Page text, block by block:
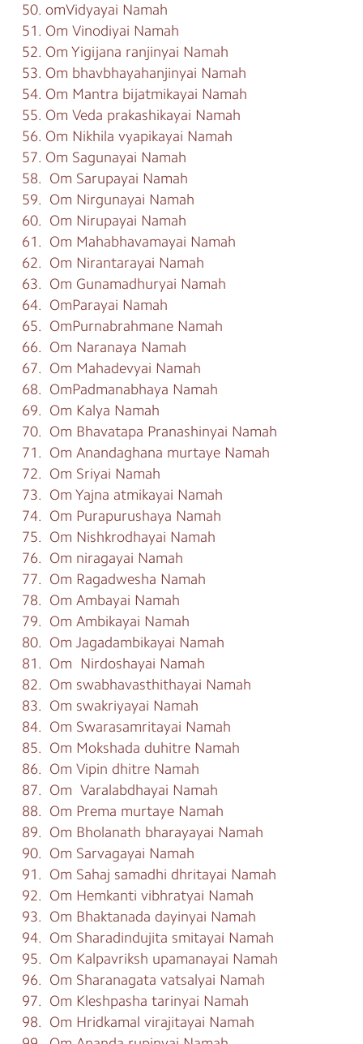
50. omVidyayai Namah
51. Om Vinodiyai Namah
52. Om Yigijana ranjinyai Namah
53. Om bhavbhayahanjinyai Namah
54. Om Mantra bijatmikayai Namah
55. Om Veda prakashikayai Namah
56. Om Nikhila vyapikayai Namah
57. Om Sagunayai Namah
58. Om Sarupayai Namah
59. Om Nirgunayai Namah
60. Om Nirupayai Namah
61. Om Mahabhavamayai Namah
62. Om Nirantarayai Namah
63. Om Gunamadhuryai Namah
64. OmParayai Namah
65. OmPurnabrahmane Namah
66. Om Naranaya Namah
67. Om Mahadevyai Namah
68. OmPadmanabhaya Namah
69. Om Kalya Namah
70. Om Bhavatapa Pranashinyai Namah
71. Om Anandaghana murtaye Namah
72. Om Sriyai Namah
73. Om Yajna atmikayai Namah
74. Om Purapurushaya Namah
75. Om Nishkrodhayai Namah
76. Om niragayai Namah
77. Om Ragadwesha Namah
78. Om Ambayai Namah
79. Om Ambikayai Namah
80. Om Jagadambikayai Namah
81. Om Nirdoshayai Namah
82. Om swabhavasthithayai Namah
83. Om swakriyayai Namah
84. Om Swarasamritayai Namah
85. Om Mokshada duhitre Namah
86. Om Vipin dhitre Namah
87. Om Varalabdhayai Namah
88. Om Prema murtaye Namah
89. Om Bholanath bharayayai Namah
90. Om Sarvagayai Namah
91. Om Sahaj samadhi dhritayai Namah
92. Om Hemkanti vibhratyai Namah
93. Om Bhaktanada dayinyai Namah
94. Om Sharadindujita smitayai Namah
95. Om Kalpavriksh upamanayai Namah
96. Om Sharanagata vatsalyai Namah
97. Om Kleshpasha tarinyai Namah
98. Om Hridkamal virajitayai Namah